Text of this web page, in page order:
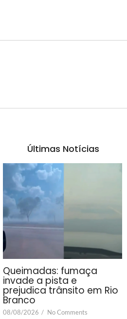
Últimas Notícias
Queimadas: fumaça
invade a pista e
prejudica trânsito em Rio
Branco
08/08/2026 / No Comments